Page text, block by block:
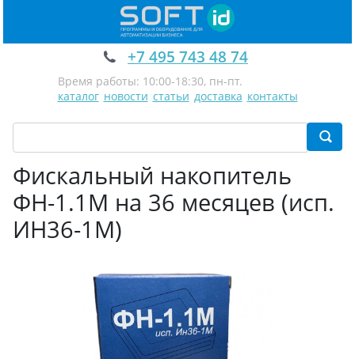
+7 495 743 48 74
Время работы: 10:00-18:30, пн-пт.
каталог новости статьи доставка контакты
Фискальный накопитель
ФН-1.1М на 36 месяцев (исп.
ИН36-1М)